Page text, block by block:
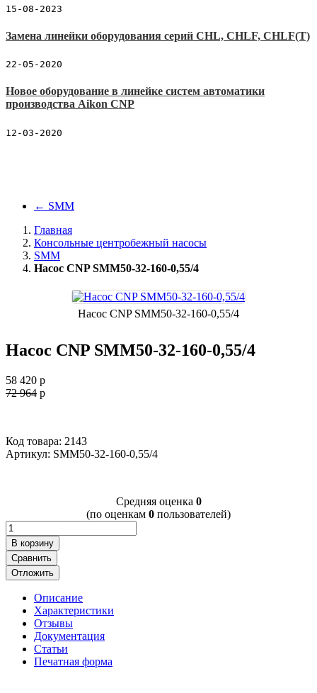
15-08-2023
Замена линейки оборудования серий CHL, CHLF, CHLF(T)
22-05-2020
Новое оборудование в линейке систем автоматики
производства Aikon CNP
12-03-2020
← SMM
Главная
Консольные центробежный насосы
SMM
Насос CNP SMM50-32-160-0,55/4
Насос CNP SMM50-32-160-0,55/4
Насос CNP SMM50-32-160-0,55/4
58 420 p
72 964 p
Код товара: 2143
Артикул: SMM50-32-160-0,55/4
Cредняя оценка 0
(по оценкам 0 пользователей)
В корзину
Сравнить
Отложить
Описание
Характеристики
Отзывы
Документация
Статьи
Печатная форма